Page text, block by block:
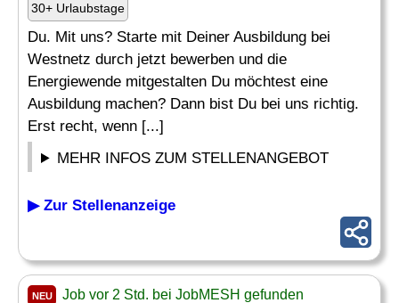
30+ Urlaubstage
Du. Mit uns? Starte mit Deiner Ausbildung bei
Westnetz durch jetzt bewerben und die
Energiewende mitgestalten Du möchtest eine
Ausbildung machen? Dann bist Du bei uns richtig.
Erst recht, wenn [...]
MEHR INFOS ZUM STELLENANGEBOT
▶ Zur Stellenanzeige
NEU Job vor 2 Std. bei JobMESH gefunden